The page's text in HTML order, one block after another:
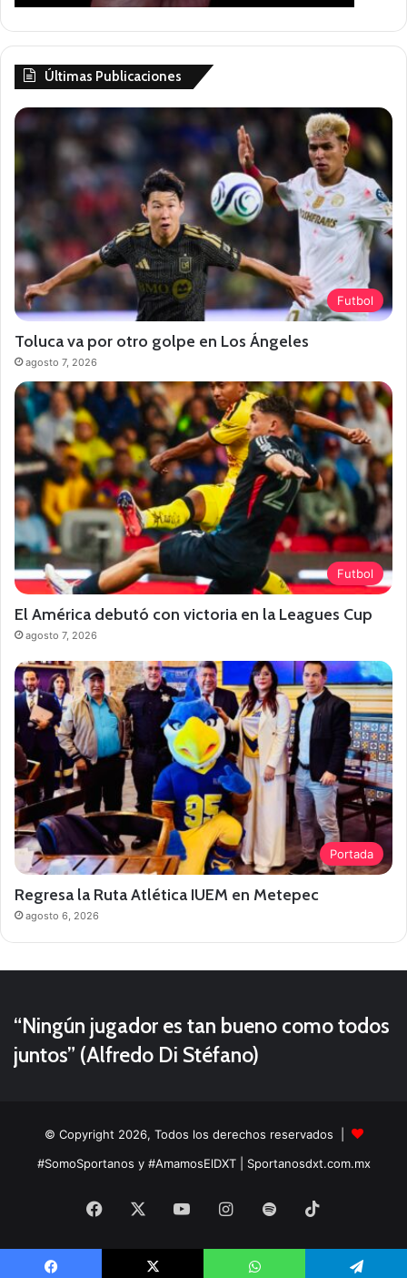
Últimas Publicaciones
Futbol
Toluca va por otro golpe en Los Ángeles
agosto 7, 2026
Futbol
El América debutó con victoria en la Leagues Cup
agosto 7, 2026
Portada
Regresa la Ruta Atlética IUEM en Metepec
agosto 6, 2026
“Ningún jugador es tan bueno como todos
juntos” (Alfredo Di Stéfano)
© Copyright 2026, Todos los derechos reservados |
#SomoSportanos y #AmamosElDXT| Sportanosdxt.com.mx
Facebook YouTubeInstagram
Spotify